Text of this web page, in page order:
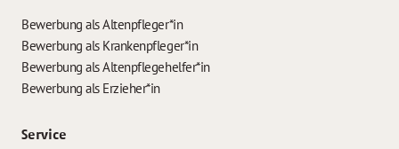
Bewerbung als Altenpfleger*in
Bewerbung als Krankenpfleger*in
Bewerbung als Altenpflegehelfer*in
Bewerbung als Erzieher*in
Service